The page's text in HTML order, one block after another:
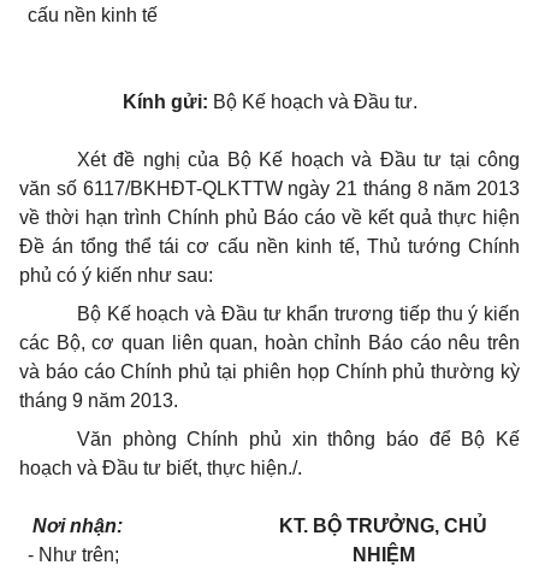
cấu nền kinh tế
Kính gửi: Bộ Kế hoạch và Đầu tư.
Xét đề nghị của Bộ Kế hoạch và Đầu tư tại công
văn số 6117/BKHĐT-QLKTTW ngày 21 tháng 8 năm 2013
về thời hạn trình Chính phủ Báo cáo về kết quả thực hiện
Đề án tổng thể tái cơ cấu nền kinh tế, Thủ tướng Chính
phủ có ý kiến như sau:
Bộ Kế hoạch và Đầu tư khẩn trương tiếp thu ý kiến
các Bộ, cơ quan liên quan, hoàn chỉnh Báo cáo nêu trên
và báo cáo Chính phủ tại phiên họp Chính phủ thường kỳ
tháng 9 năm 2013.
Văn phòng Chính phủ xin thông báo để Bộ Kế
hoạch và Đầu tư biết, thực hiện./.
Nơi nhận:
- Như trên;
KT. BỘ TRƯỞNG, CHỦ
NHIỆM